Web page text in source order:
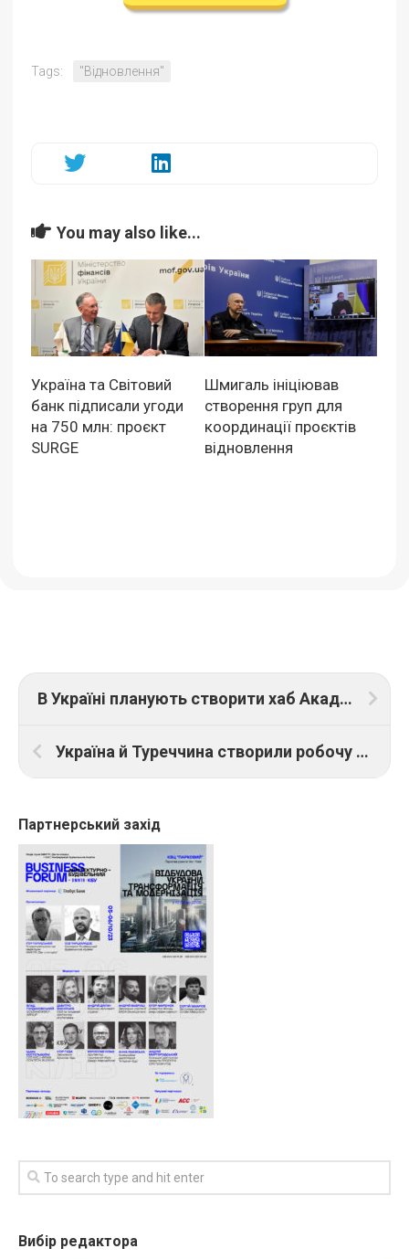
Tags: "Відновлення"
You may also like...
Україна та Світовий
банк підписали угоди
на 750 млн: проєкт
SURGE
Шмигаль ініціював
створення груп для
координації проєктів
відновлення
В Україні планують створити хаб Академії Нового Європейського Баугаузу
Україна й Туреччина створили робочу групу з відбудови: пріоритетні напрямки співпраці (ФОТО)
Партнерський захід
Вибір редактора